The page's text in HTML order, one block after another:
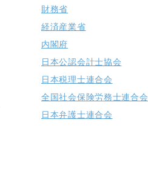
財務省
経済産業省
内閣府
日本公認会計士協会
日本税理士連合会
全国社会保険労務士連合会
日本弁護士連合会